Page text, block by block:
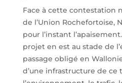
Face à cette contestation
de l’Union Rochefortoise,
pour l’instant
projet en est au stade de
passage obligé en
d’une infrastructure de ce